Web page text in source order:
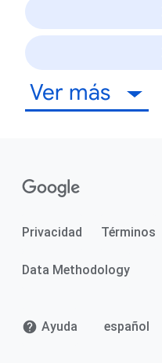
Ver más
Privacidad Términos
Data Methodology
Ayuda